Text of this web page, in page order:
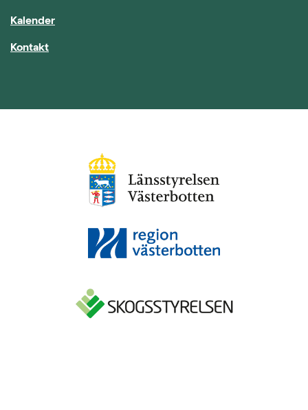
Kalender
Kontakt